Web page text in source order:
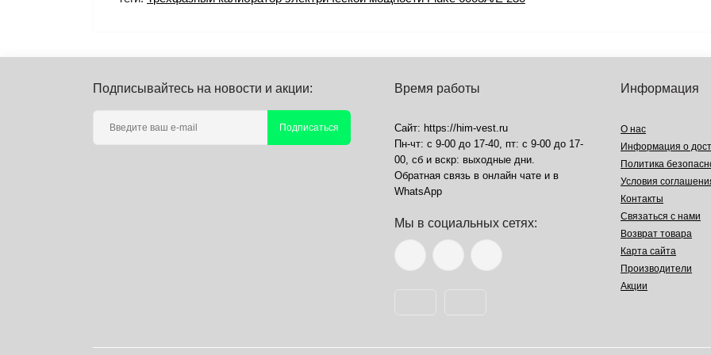
Подписывайтесь на новости и акции:
Подписаться
Время работы
Сайт: https://him-vest.ru
Пн-чт: с 9-00 до 17-40, пт: с 9-00 до 17-
00, сб и вскр: выходные дни.
Обратная связь в онлайн чате и в
WhatsApp
Мы в социальных сетях:
Информация
О нас
Информация о
Политика
Условия
Контакты
Связаться с нами
Возврат товара
Карта сайта
Производители
Акции